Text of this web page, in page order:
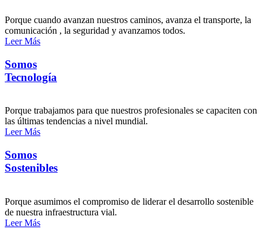
Porque cuando avanzan nuestros caminos, avanza el transporte, la
comunicación , la seguridad y avanzamos todos.
Leer Más
Somos
Tecnología
Porque trabajamos para que nuestros profesionales se capaciten con
las últimas tendencias a nivel mundial.
Leer Más
Somos
Sostenibles
Porque asumimos el compromiso de liderar el desarrollo sostenible
de nuestra infraestructura vial.
Leer Más